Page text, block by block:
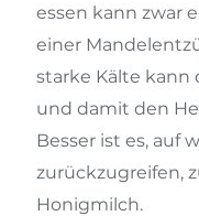
essen kann zwar
einer
starke Kälte
und damit den
Besser ist es, auf
zurückzugreifen,
Honigmilch.